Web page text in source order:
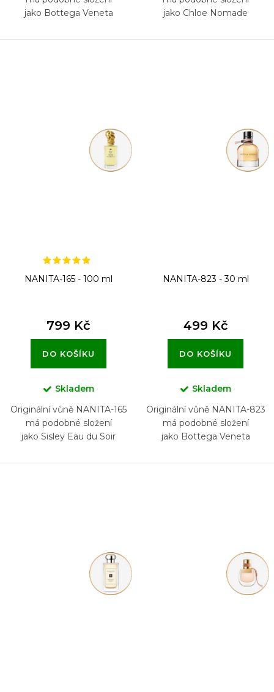
jako Bottega Veneta
jako Chloe Nomade
NANITA-165 - 100 ml
799 Kč
DO KOŠÍKU
Skladem
Originální vůně NANITA-165
má podobné složení
jako Sisley Eau du Soir
NANITA-823 - 30 ml
499 Kč
DO KOŠÍKU
Skladem
Originální vůně NANITA-823
má podobné složení
jako Bottega Veneta